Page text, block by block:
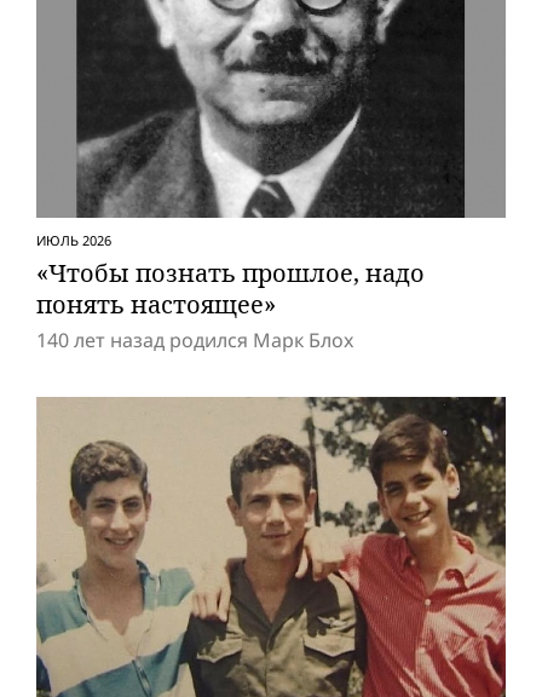
ИЮЛЬ 2026
«Чтобы познать прошлое, надо
понять настоящее»
140 лет назад родился Марк Блох